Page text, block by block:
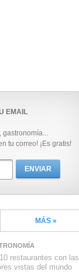
EMAIL
gastronomía...
tu correo! ¡Es gratis!
MÁS »
restaurantes con las
vistas del mundo